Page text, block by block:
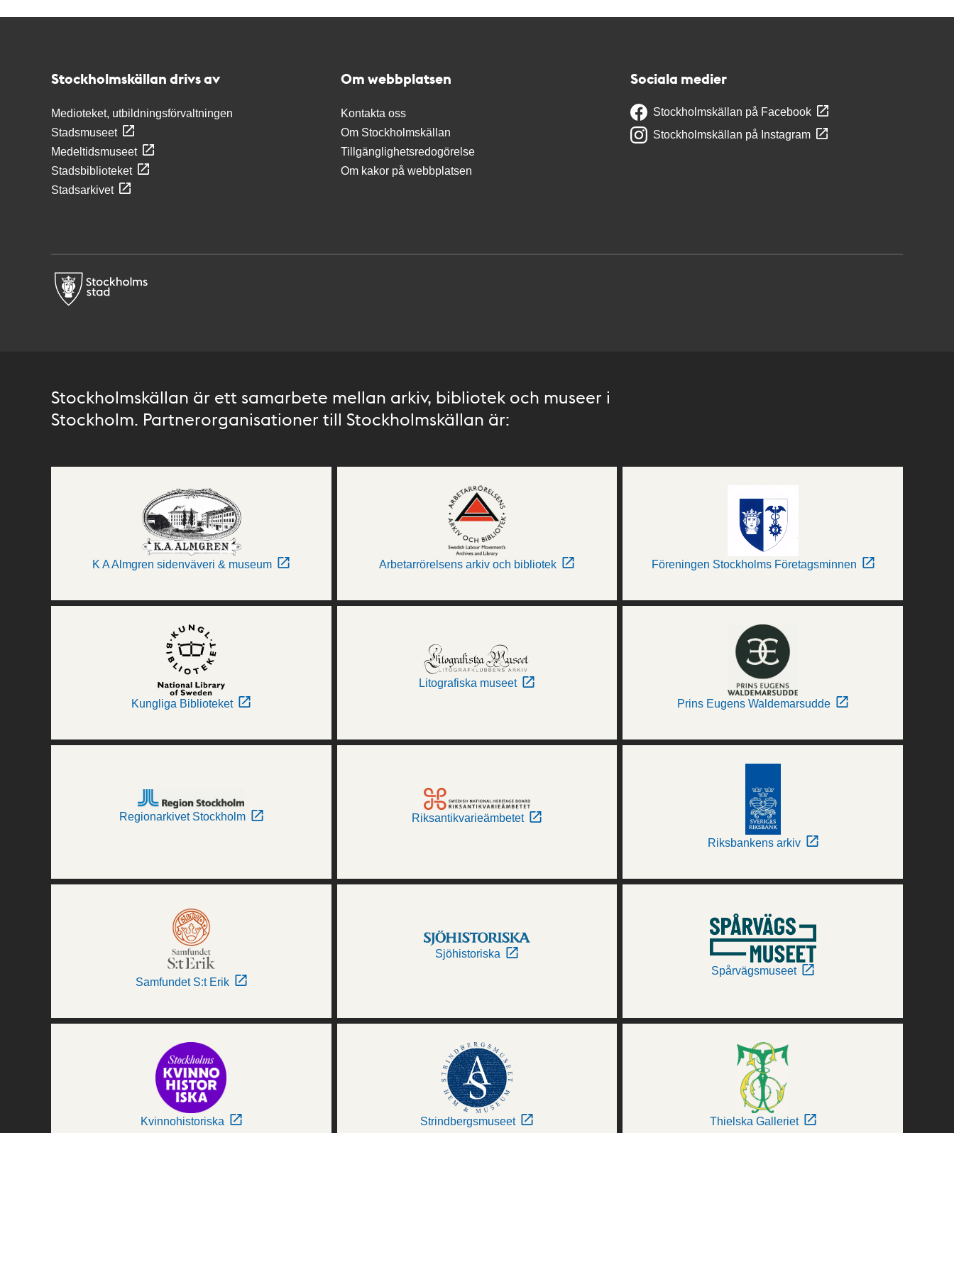
Stockholmskällan drivs av
Medioteket, utbildningsförvaltningen
Stadsmuseet
Medeltidsmuseet
Stadsbiblioteket
Stadsarkivet
Om webbplatsen
Kontakta oss
Om Stockholmskällan
Tillgänglighetsredogörelse
Om kakor på webbplatsen
Sociala medier
Stockholmskällan på Facebook
Stockholmskällan på Instagram
Stockholmskällan är ett samarbete mellan arkiv, bibliotek och museer i
Stockholm. Partnerorganisationer till Stockholmskällan är:
K A Almgren sidenväveri & museum Arbetarrörelsens arkiv och bibliotek Föreningen Stockholms Företagsminnen
Kungliga Biblioteket
Litografiska museet
Prins Eugens Waldemarsudde
Regionarkivet Stockholm Riksantikvarieämbetet
Riksbankens arkiv
Samfundet S:t Erik
Sjöhistoriska
Spårvägsmuseet
Kvinnohistoriska Strindbergsmuseet Thielska Galleriet